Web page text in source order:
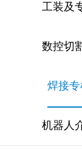
工装及
数控切
焊接
机器人